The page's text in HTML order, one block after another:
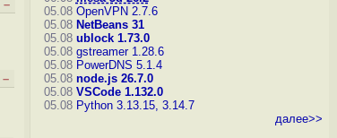
–
–
05.08 OpenVPN 2.7.6
05.08 NetBeans 31
05.08 ublock 1.73.0
05.08 gstreamer 1.28.6
05.08 PowerDNS 5.1.4
05.08 node.js 26.7.0
05.08 VSCode 1.132.0
05.08 Python 3.13.15, 3.14.7
далее>>